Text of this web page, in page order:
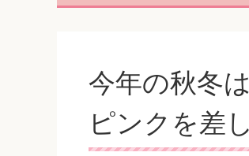
今年の秋冬
ピンクを差